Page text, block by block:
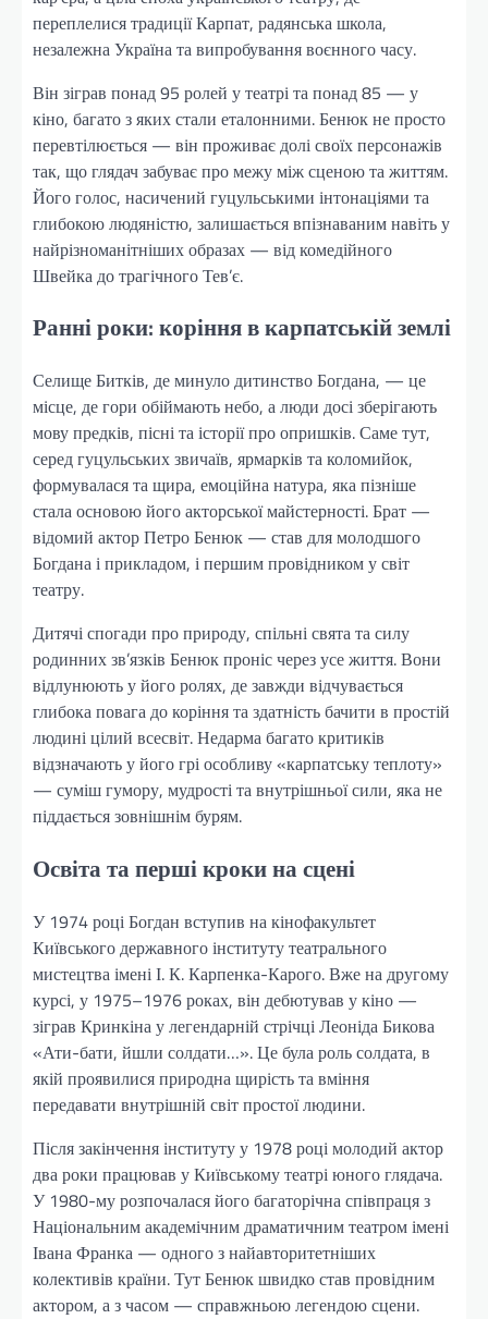
переплелися традиції Карпат, радянська школа,
незалежна Україна та випробування воєнного часу.
Він зіграв понад 95 ролей у театрі та понад 85 — у
кіно, багато з яких стали еталонними. Бенюк не просто
перевтілюється — він проживає долі своїх персонажів
так, що глядач забуває про межу між сценою та життям.
Його голос, насичений гуцульськими інтонаціями та
глибокою людяністю, залишається впізнаваним навіть у
найрізноманітніших образах — від комедійного
Швейка до трагічного Тев’є.
Ранні роки: коріння в карпатській землі
Селище Битків, де минуло дитинство Богдана, — це
місце, де гори обіймають небо, а люди досі зберігають
мову предків, пісні та історії про опришків. Саме тут,
серед гуцульських звичаїв, ярмарків та коломийок,
формувалася та щира, емоційна натура, яка пізніше
стала основою його акторської майстерності. Брат —
відомий актор Петро Бенюк — став для молодшого
Богдана і прикладом, і першим провідником у світ
театру.
Дитячі спогади про природу, спільні свята та силу
родинних зв’язків Бенюк проніс через усе життя. Вони
відлунюють у його ролях, де завжди відчувається
глибока повага до коріння та здатність бачити в простій
людині цілий всесвіт. Недарма багато критиків
відзначають у його грі особливу «карпатську теплоту»
— суміш гумору, мудрості та внутрішньої сили, яка не
піддається зовнішнім бурям.
Освіта та перші кроки на сцені
У 1974 році Богдан вступив на кінофакультет
Київського державного інституту театрального
мистецтва імені І. К. Карпенка-Карого. Вже на другому
курсі, у 1975–1976 роках, він дебютував у кіно —
зіграв Кринкіна у легендарній стрічці Леоніда Бикова
«Ати-бати, йшли солдати…». Це була роль солдата, в
якій проявилися природна щирість та вміння
передавати внутрішній світ простої людини.
Після закінчення інституту у 1978 році молодий актор
два роки працював у Київському театрі юного глядача.
У 1980-му розпочалася його багаторічна співпраця з
Національним академічним драматичним театром імені
Івана Франка — одного з найавторитетніших
колективів країни. Тут Бенюк швидко став провідним
актором, а з часом — справжньою легендою сцени.